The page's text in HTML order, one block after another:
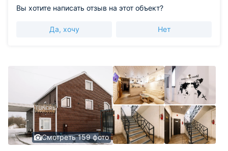
Вы хотите написать отзыв на этот объект?
Да, хочу Нет
Смотреть 159 фото